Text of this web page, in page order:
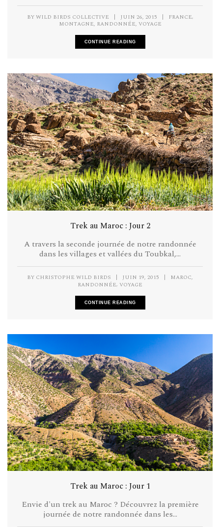
BYWILD BIRDS COLLECTIVE | JUIN 26, 2015 | FRANCE,
MONTAGNE, RANDONNÉE, VOYAGE
CONTINUE READING
Trek au Maroc : Jour 2
A travers la seconde journée de notre randonnée
dans les villages et vallées du Toubkal,...
BY CHRISTOPHE WILD BIRDS | JUIN 19, 2015 | MAROC,
RANDONNÉE, VOYAGE
CONTINUE READING
Trek au Maroc : Jour 1
Envie d'un trek au Maroc ? Découvrez la première
journée de notre randonnée dans les...